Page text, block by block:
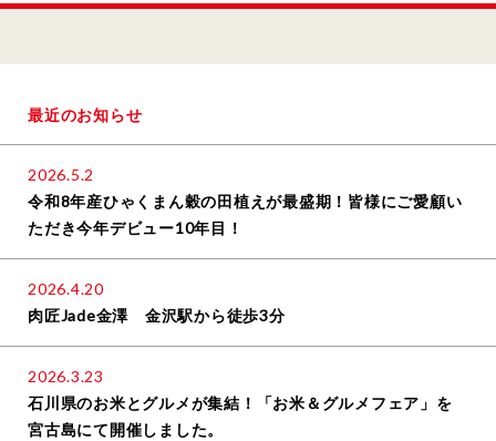
最近のお知らせ
2026.5.2
令和8年産ひゃくまん穀の田植えが最盛期！皆様にご愛顧い
ただき今年デビュー10年目！
2026.4.20
肉匠Jade金澤 金沢駅から徒歩3分
2026.3.23
石川県のお米とグルメが集結！「お米＆グルメフェア」を
宮古島にて開催しました。